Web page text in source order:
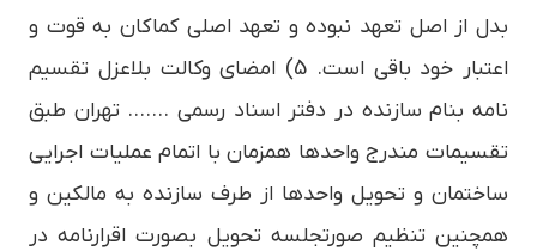
بدل از اصل تعهد نبوده و تعهد اصلی کماکان به قوت و
اعتبار خود باقی است. 5) امضای وکالت بلاعزل تقسیم
نامه بنام سازنده در دفتر اسناد رسمی ……. تهران طبق
تقسیمات مندرج واحدها همزمان با اتمام عملیات اجرایی
ساختمان و تحویل واحدها از طرف سازنده به مالکین و
همچنین تنظیم صورتجلسه تحویل بصورت اقرارنامه در